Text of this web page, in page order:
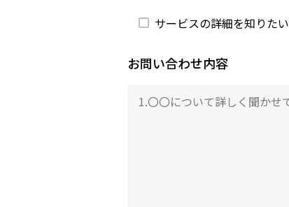
サービスの詳細を知りたい
お問い合わせ内容